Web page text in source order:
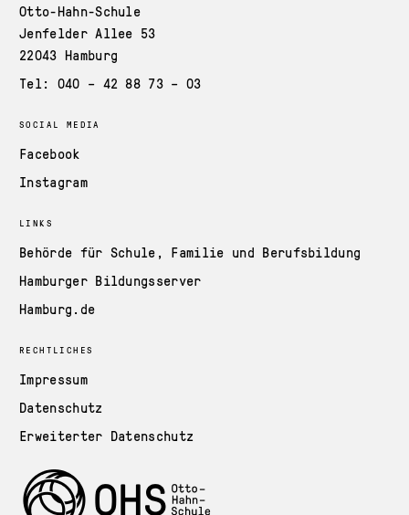
Otto-Hahn-Schule
Jenfelder Allee 53
22043 Hamburg
Tel: 040 – 42 88 73 – 03
SOCIAL MEDIA
Facebook
Instagram
LINKS
Behörde für Schule, Familie und Berufsbildung
Hamburger Bildungsserver
Hamburg.de
RECHTLICHES
Impressum
Datenschutz
Erweiterter Datenschutz